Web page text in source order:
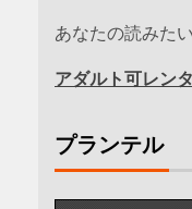
あなたの読みた
アダルト可レン
プランテル